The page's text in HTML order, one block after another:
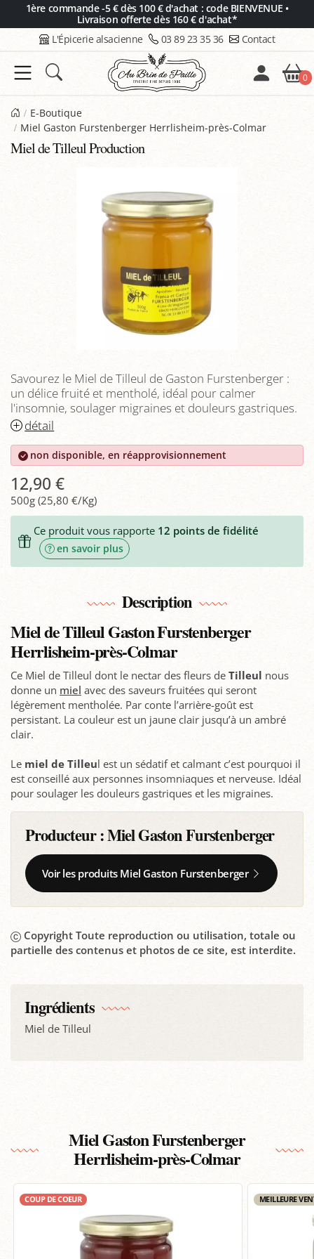
1ère commande -5 € dès 100 € d'achat : code BIENVENUE •
Livraison offerte dès 160 € d'achat*
L'Épicerie alsacienne 03 89 23 35 36 Contact
0
E-Boutique
Miel Gaston Furstenberger Herrlisheim-près-Colmar
Miel de Tilleul Production
Savourez le Miel de Tilleul de Gaston Furstenberger :
un délice fruité et mentholé, idéal pour calmer
l'insomnie, soulager migraines et douleurs gastriques.
détail
non disponible, en réapprovisionnement
12,90 €
500g (25,80 €/Kg)
Ce produit vous rapporte 12 points de fidélité
en savoir plus
Description
Miel de Tilleul Gaston Furstenberger
Herrlisheim-près-Colmar
Ce Miel de Tilleul dont le nectar des fleurs de Tilleul nous
donne un miel avec des saveurs fruitées qui seront
légèrement mentholée. Par conte l’arrière-goût est
persistant. La couleur est un jaune clair jusqu’à un ambré
clair.
Le miel de Tilleul est un sédatif et calmant c’est pourquoi il
est conseillé aux personnes insomniaques et nerveuse. Idéal
pour soulager les douleurs gastriques et les migraines.
Producteur :Miel Gaston Furstenberger
Voir les produits Miel Gaston Furstenberger
Copyright Toute reproduction ou utilisation, totale ou
partielle des contenus et photos de ce site, est interdite.
Ingrédients
Miel de Tilleul
Miel Gaston Furstenberger
Herrlisheim-près-Colmar
COUP DE COEUR MEILLEURE
Panneau de gestion des cookies